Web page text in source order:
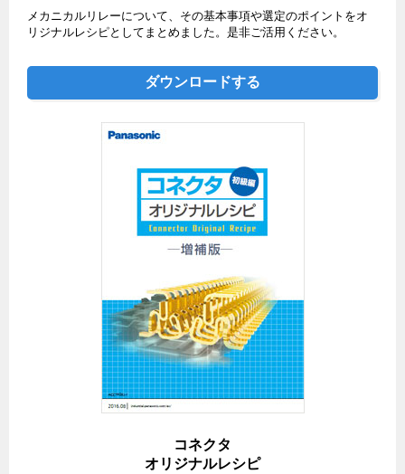
メカニカルリレーについて、その基本事項や選定のポイントをオ
リジナルレシピとしてまとめました。是非ご活用ください。
ダウンロードする
コネクタ
オリジナルレシピ